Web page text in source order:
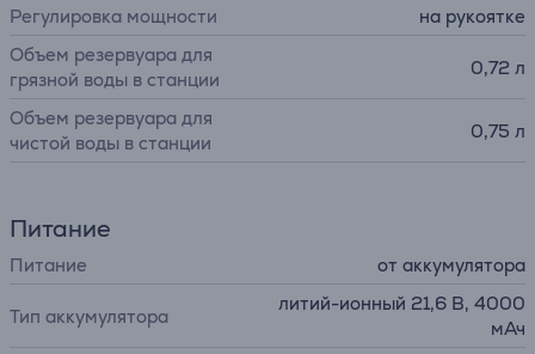
Регулировка мощности
на рукоятке
Объем резервуара для
грязной воды в станции
0,72 л
Объем резервуара для
чистой воды в станции
0,75 л
Питание
Питание от аккумулятора
Тип аккумулятора
литий-ионный 21,6 В, 4000
мАч